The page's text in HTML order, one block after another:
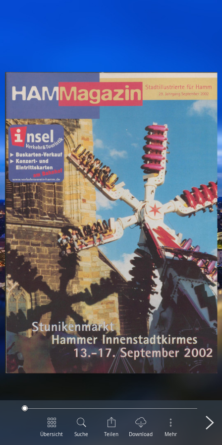
Übersicht Suche Teilen Download Mehr